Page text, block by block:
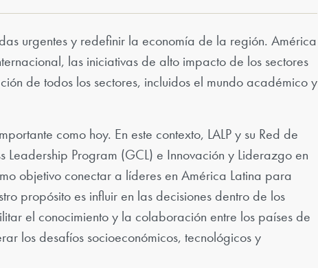
urgentes y redefinir la economía de la región. América
las iniciativas de alto impacto de los sectores
de todos los sectores, incluidos el mundo académico y
como hoy. En este contexto, LALP y su Red de
Program (GCL) e Innovación y Liderazgo en
objetivo conectar a líderes en América Latina para
propósito es influir en las decisiones dentro de los
el conocimiento y la colaboración entre los países de
los desafíos socioeconómicos, tecnológicos y